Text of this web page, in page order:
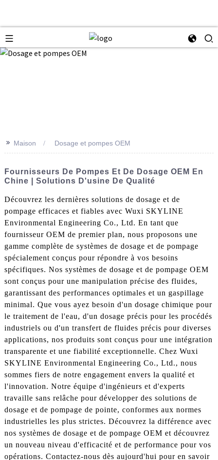
>> Maison Dosage et pompes OEM
Fournisseurs De Pompes Et De Dosage OEM En
Chine | Solutions D'usine De Qualité
Découvrez les dernières solutions de dosage et de
pompage efficaces et fiables avec Wuxi SKYLINE
Environmental Engineering Co., Ltd. En tant que
fournisseur OEM de premier plan, nous proposons une
gamme complète de systèmes de dosage et de pompage
spécialement conçus pour répondre à vos besoins
spécifiques. Nos systèmes de dosage et de pompage OEM
sont conçus pour une manipulation précise des fluides,
garantissant des performances optimales et un gaspillage
minimal. Que vous ayez besoin d'un dosage chimique pour
le traitement de l'eau, d'un dosage précis pour les procédés
industriels ou d'un transfert de fluides précis pour diverses
applications, nos produits sont conçus pour une intégration
transparente et une fiabilité exceptionnelle. Chez Wuxi
SKYLINE Environmental Engineering Co., Ltd., nous
sommes fiers de notre engagement envers la qualité et
l'innovation. Notre équipe d'ingénieurs et d'experts
travaille sans relâche pour développer des solutions de
dosage et de pompage de pointe, conformes aux normes
industrielles les plus strictes. Découvrez la différence avec
nos systèmes de dosage et de pompage OEM et découvrez
un nouveau niveau d'efficacité et de performance pour vos
opérations. Contactez-nous dès aujourd'hui pour en savoir